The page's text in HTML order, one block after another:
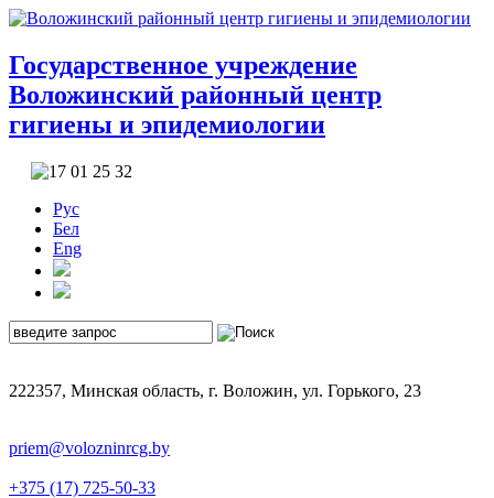
Государственное учреждение
Воложинский районный центр
гигиены и эпидемиологии
Рус
Бел
Eng
222357, Минская область, г. Воложин, ул. Горького, 23
priem@volozninrcg.by
+375 (17) 725-50-33